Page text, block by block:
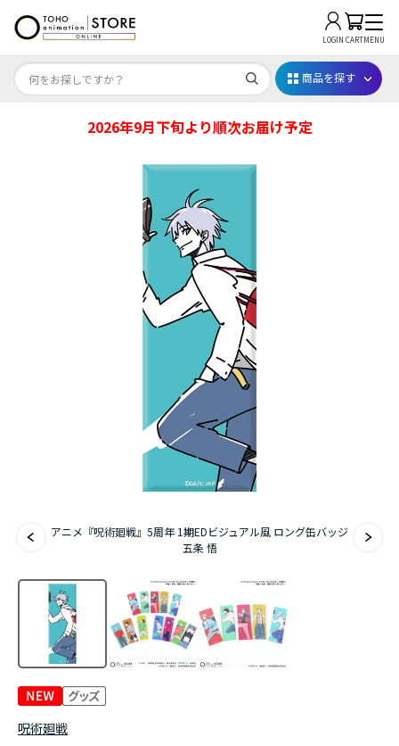
LOGIN CARTMENU
じゅじゅフェス 2026
薬屋のひとりごと 夏の園遊会2026
アニメ『僕のヒーローアカデミア』10周年
ハイキュー!!ジャージ＆ユニフォーム
『無職転生Ⅲ ～異世界行ったら本気だす～』
『ふつつかな悪女ではございますが ～雛宮蝶鼠と
商品を探す
2026年9月下旬より順次お届け予定
アニメ『呪術廻戦』5周年 1期EDビジュアル風 ロング缶バッジ
五条 悟
呪術廻戦